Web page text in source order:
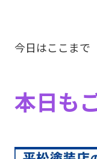
今日はここまで
本日も